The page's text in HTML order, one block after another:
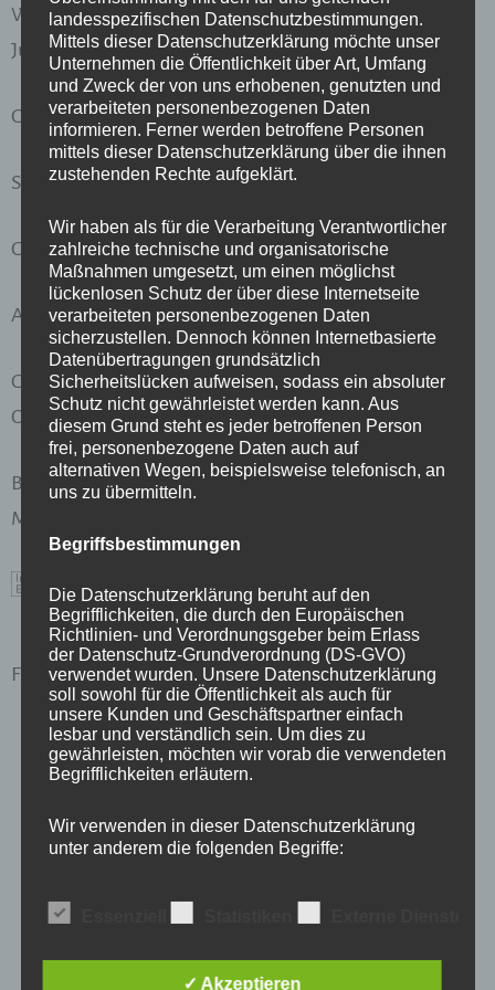
Wirksamkeitsdatum der Berechtigung: Dienstag, 31.
Juli 2018
GISA-Zahl:30815728
STANDORT der GEWERBEBERECHTIGUNG:
Gemeinde: Wien
Anschrift: Nordbergstraße 10/12a, 1090 Wien
Gewerberechtlicher Geschäftsführer: Univ.-Doz. Dr.
Otto Kurt Schlappack
Behörde gem. ECG (E-Commerce Gesetz):
Magistratisches Bezirksamt des IX. Bezirkes
Für Reisebüros gelten folgende Rechtsvorschriften:
Gewerbeordnung 1994, insbesondere § 94 Z 56
und § 126: siehe
Abfrage=Bundesnormen&Gesetzesnummer=100
http://www.ris.bka.gv.at/GeltendeFassung.wxe?
landesspezifischen Datenschutzbestimmungen.
Mittels dieser Datenschutzerklärung möchte unser
Unternehmen die Öffentlichkeit über Art, Umfang
und Zweck der von uns erhobenen, genutzten und
verarbeiteten personenbezogenen Daten
informieren. Ferner werden betroffene Personen
mittels dieser Datenschutzerklärung über die ihnen
zustehenden Rechte aufgeklärt.
Wir haben als für die Verarbeitung Verantwortlicher
zahlreiche technische und organisatorische
Maßnahmen umgesetzt, um einen möglichst
lückenlosen Schutz der über diese Internetseite
verarbeiteten personenbezogenen Daten
sicherzustellen. Dennoch können Internetbasierte
Datenübertragungen grundsätzlich
Sicherheitslücken aufweisen, sodass ein absoluter
Schutz nicht gewährleistet werden kann. Aus
diesem Grund steht es jeder betroffenen Person
frei, personenbezogene Daten auch auf
alternativen Wegen, beispielsweise telefonisch, an
uns zu übermitteln.
Begriffsbestimmungen
Die Datenschutzerklärung beruht auf den
Begrifflichkeiten, die durch den Europäischen
Richtlinien- und Verordnungsgeber beim Erlass
der Datenschutz-Grundverordnung (DS-GVO)
verwendet wurden. Unsere Datenschutzerklärung
soll sowohl für die Öffentlichkeit als auch für
unsere Kunden und Geschäftspartner einfach
lesbar und verständlich sein. Um dies zu
gewährleisten, möchten wir vorab die verwendeten
Begrifflichkeiten erläutern.
Wir verwenden in dieser Datenschutzerklärung
unter anderem die folgenden Begriffe:
✓ Akzeptieren